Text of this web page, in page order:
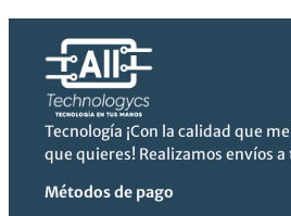
original
era:
$977.49.
actual
es:
$849.99.
Tecnología ¡Con la calidad que
que quieres! Realizamos envíos a
Métodos de pago